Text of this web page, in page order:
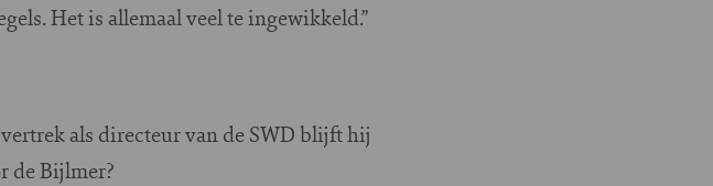
Het is allemaal veel te ingewikkeld.”
als directeur van de SWD blijft hij
de Bijlmer?